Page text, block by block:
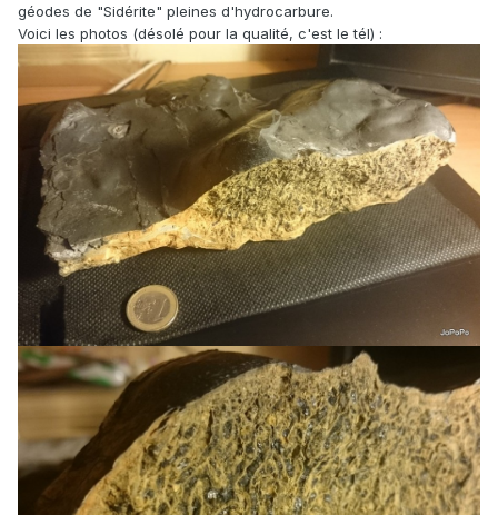
géodes de "Sidérite" pleines d'hydrocarbure.
Voici les photos (désolé pour la qualité, c'est le tél) :